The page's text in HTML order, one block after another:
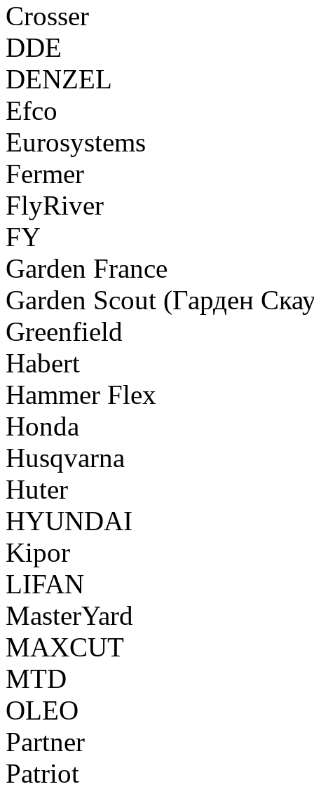
Crosser
DDE
DENZEL
Efco
Eurosystems
Fermer
FlyRiver
FY
Garden France
Garden Scout (Гарден
Greenfield
Habert
Hammer Flex
Honda
Husqvarna
Huter
HYUNDAI
Kipor
LIFAN
MasterYard
MAXCUT
MTD
OLEO
Partner
Patriot